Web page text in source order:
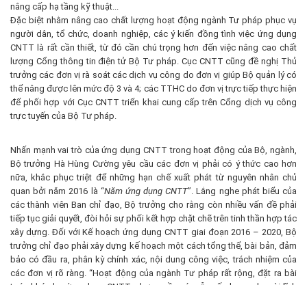
nâng cấp hạ tầng kỹ thuật...
Đặc biệt nhằm nâng cao chất lượng hoạt động ngành Tư pháp phục vụ
người dân, tổ chức, doanh nghiệp, các ý kiến đồng tình việc ứng dụng
CNTT là rất cần thiết, từ đó cần chú trọng hơn đến việc nâng cao chất
lượng Cổng thông tin điện tử Bộ Tư pháp. Cục CNTT cũng đề nghị Thủ
trưởng các đơn vị rà soát các dịch vụ công do đơn vị giúp Bộ quản lý có
thể nâng được lên mức độ 3 và 4; các TTHC do đơn vị trực tiếp thực hiện
để phối hợp với Cục CNTT triển khai cung cấp trên Cổng dịch vụ công
trực tuyến của Bộ Tư pháp.
Nhấn mạnh vai trò của ứng dụng CNTT trong hoạt động của Bộ, ngành,
Bộ trưởng Hà Hùng Cường yêu cầu các đơn vị phải có ý thức cao hơn
nữa, khắc phục triệt để những hạn chế xuất phát từ nguyên nhân chủ
quan bởi năm 2016 là “Năm ứng dụng CNTT”. Lắng nghe phát biểu của
các thành viên Ban chỉ đạo, Bộ trưởng cho rằng còn nhiều vấn đề phải
tiếp tục giải quyết, đòi hỏi sự phối kết hợp chặt chẽ trên tinh thần hợp tác
xây dựng. Đối với Kế hoạch ứng dụng CNTT giai đoạn 2016 – 2020, Bộ
trưởng chỉ đạo phải xây dựng kế hoạch một cách tổng thể, bài bản, đảm
bảo có đầu ra, phân kỳ chính xác, nội dung công việc, trách nhiệm của
các đơn vị rõ ràng. “Hoạt động của ngành Tư pháp rất rộng, đặt ra bài